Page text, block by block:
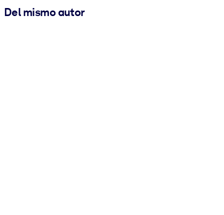
Del mismo autor